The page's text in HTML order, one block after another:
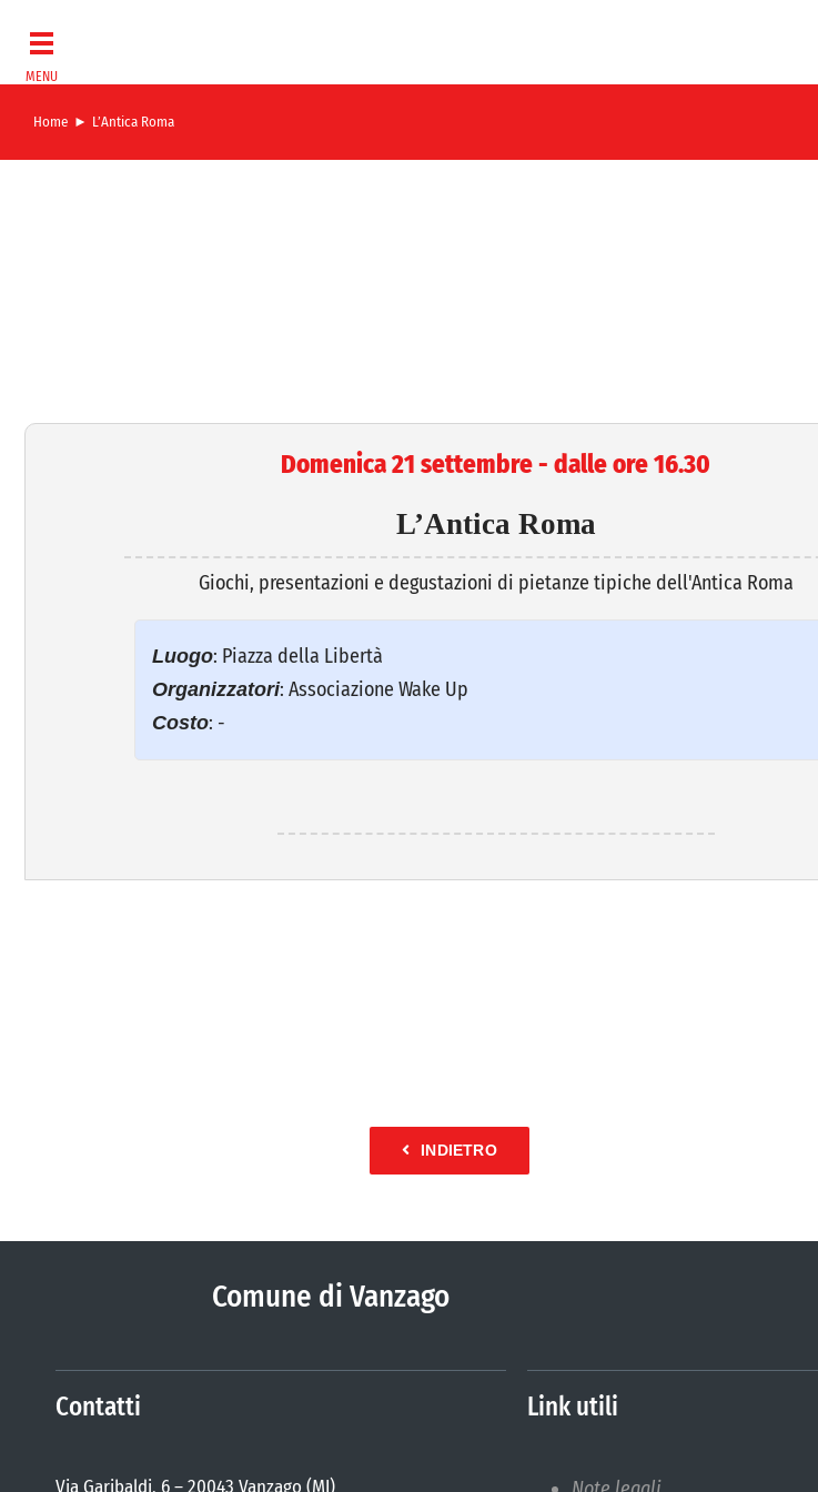
contenuto
Home L’Antica Roma
Domenica 21 settembre - dalle ore 16.30
L’Antica Roma
Giochi, presentazioni e degustazioni di pietanze tipiche dell'Antica Roma
Luogo: Piazza della Libertà
Organizzatori: Associazione Wake Up
Costo: -
INDIETRO
Comune di Vanzago
Contatti
Via Garibaldi, 6 – 20043 Vanzago (MI)
Link utili